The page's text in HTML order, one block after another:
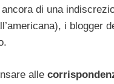
di una
i blogger
alle